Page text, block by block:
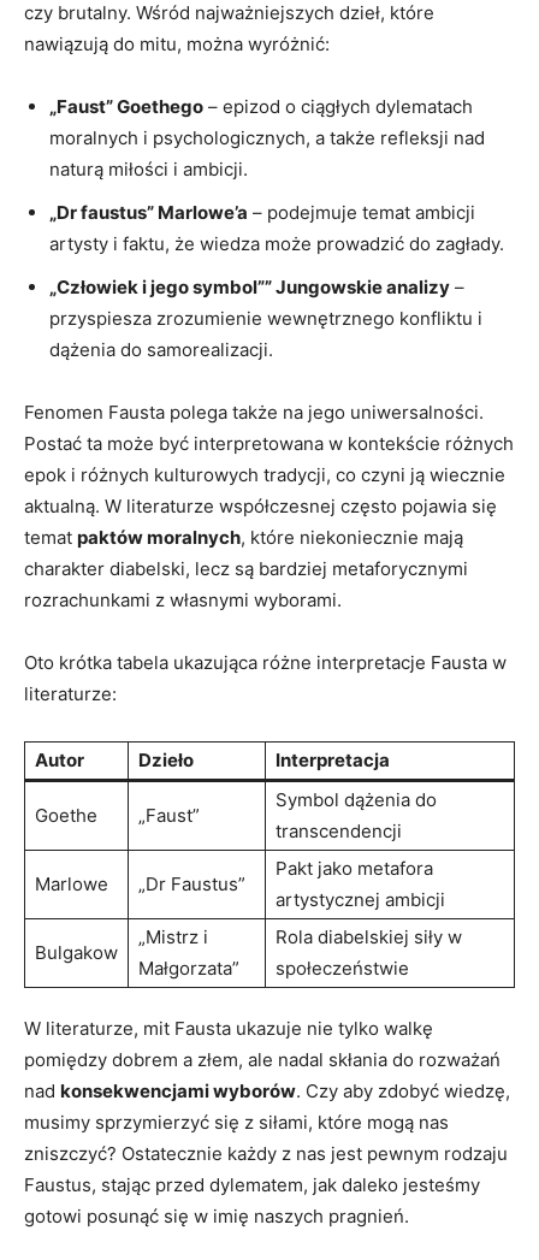
czy brutalny. Wśród najważniejszych dzieł, które
nawiązują do mitu, można wyróżnić:
„Faust” Goethego – epizod o ciągłych dylematach
moralnych i psychologicznych, a także refleksji nad
naturą miłości i ambicji.
„Dr faustus” Marlowe’a – podejmuje temat ambicji
artysty i faktu, że wiedza może prowadzić do zagłady.
„Człowiek i jego symbol”” Jungowskie analizy –
przyspiesza zrozumienie wewnętrznego konfliktu i
dążenia do samorealizacji.
Fenomen Fausta polega także na jego uniwersalności.
Postać ta może być interpretowana w kontekście różnych
epok i różnych kulturowych tradycji, co czyni ją wiecznie
aktualną. W literaturze współczesnej często pojawia się
temat paktów moralnych, które niekoniecznie mają
charakter diabelski, lecz są bardziej metaforycznymi
rozrachunkami z własnymi wyborami.
Oto krótka tabela ukazująca różne interpretacje Fausta w
literaturze:
Autor Dzieło Interpretacja
Goethe „Faust”
Symbol dążenia do
transcendencji
Marlowe „Dr Faustus”
Pakt jako metafora
artystycznej ambicji
Bulgakow
„Mistrz i
Małgorzata”
Rola diabelskiej siły w
społeczeństwie
W literaturze, mit Fausta ukazuje nie tylko walkę
pomiędzy dobrem a złem, ale nadal skłania do rozważań
nad konsekwencjami wyborów. Czy aby zdobyć wiedzę,
musimy sprzymierzyć się z siłami, które mogą nas
zniszczyć? Ostatecznie każdy z nas jest pewnym rodzaju
Faustus, stając przed dylematem, jak daleko jesteśmy
gotowi posunąć się w imię naszych pragnień.